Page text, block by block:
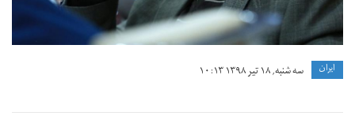
ايران سه شنبه, ۱۸ تیر ۱۳۹۸ ۱۰:۱۳